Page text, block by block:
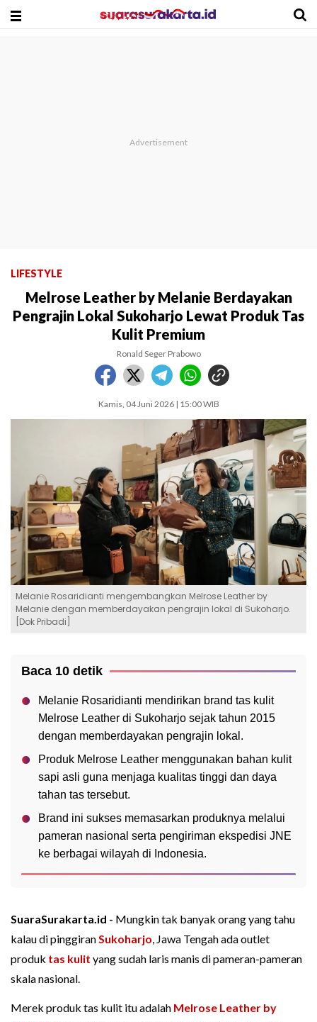
LIFESTYLE
Melrose Leather by Melanie Berdayakan
Pengrajin Lokal Sukoharjo Lewat Produk Tas
Kulit Premium
Ronald Seger Prabowo
Kamis, 04 Juni 2026 | 15:00 WIB
Melanie Rosaridianti mengembangkan Melrose Leather by
Melanie dengan memberdayakan pengrajin lokal di Sukoharjo.
[Dok Pribadi]
Baca 10 detik
Melanie Rosaridianti mendirikan brand tas kulit
Melrose Leather di Sukoharjo sejak tahun 2015
dengan memberdayakan pengrajin lokal.
Produk Melrose Leather menggunakan bahan kulit
sapi asli guna menjaga kualitas tinggi dan daya
tahan tas tersebut.
Brand ini sukses memasarkan produknya melalui
pameran nasional serta pengiriman ekspedisi JNE
ke berbagai wilayah di Indonesia.
SuaraSurakarta.id - Mungkin tak banyak orang yang tahu
kalau di pinggiranSukoharjo, Jawa Tengah ada outlet
produk tas kulit yang sudah laris manis di pameran-pameran
skala nasional.
Merek produk tas kulit itu adalah Melrose Leather by